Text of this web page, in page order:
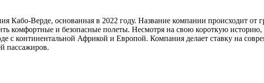
Кабо-Верде, основанная в 2022 году. Название компании происходит от
комфортные и безопасные полеты. Несмотря на свою короткую
с континентальной Африкой и Европой. Компания делает ставку на
пассажиров.